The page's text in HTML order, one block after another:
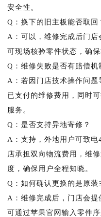
安全性。
Q：换下的旧主板能否取回
A：可以，维修完成后门
可现场核验零件状态，确保
Q：维修失败是否有赔偿机
A：若因门店技术操作问
已支付的维修费用，同时
服务。
Q：是否支持异地寄修？
A：支持，外地用户可致
店承担双向物流费用，维
度，确保用户全程知晓。
Q：如何确认更换的是原装
A：维修完成后，门店会
可通过苹果官网输入零件